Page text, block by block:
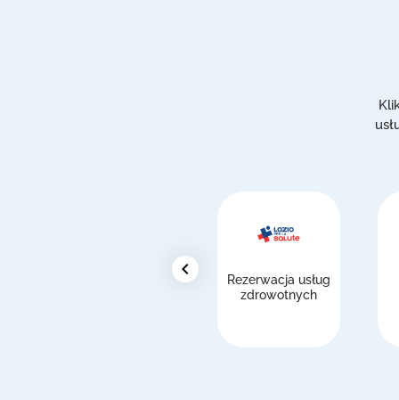
chevron_left
Rezerwacja usług
zdrowotnych